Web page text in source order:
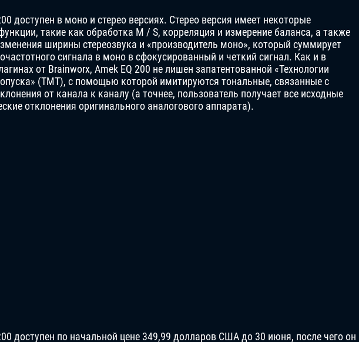
доступен в моно и стерео версиях. Стерео версия имеет некоторые
такие как обработка M / S, корреляция и измерение баланса, а также
ширины стереозвука и «производитель моно», который суммирует
сигнала в моно в сфокусированный и четкий сигнал. Как и в
от Brainworx, Amek EQ 200 не лишен запатентованной «Технологии
(TMT), с помощью которой имитируются тональные, связанные с
от канала к каналу (а точнее, пользователь получает все исходные
отклонения оригинального аналогового аппарата).
доступен по начальной цене 349,99 долларов США до 30 июня, после чего он